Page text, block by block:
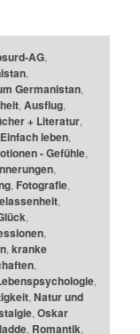
AG,
,
Germanistan,
, Ausflug,
+ Literatur,
Einfach leben,
- Gefühle,
,
, Fotografie,
,
,
,
, kranke
,
,
, Natur und
, Oskar
, Romantik,